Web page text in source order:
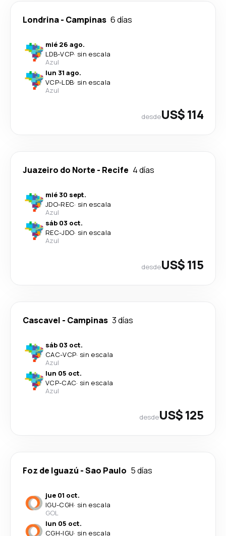
Londrina- Campinas 6 días
mié 26 ago.
LDB-VCP· sin escala
Azul
lun 31 ago.
VCP-LDB· sin escala
Azul
desdeUS$ 114
Juazeiro do Norte - Recife 4 días
mié 30 sept.
JDO-REC· sin escala
Azul
sáb 03 oct.
REC-JDO· sin escala
Azul
desdeUS$ 115
Cascavel - Campinas 3 días
sáb 03 oct.
CAC-VCP· sin escala
Azul
lun 05 oct.
VCP-CAC· sin escala
Azul
desdeUS$ 125
Foz de Iguazú -Sao Paulo 5 días
jue 01 oct.
IGU-CGH· sin escala
GOL
lun 05 oct.
CGH-IGU· sin escala